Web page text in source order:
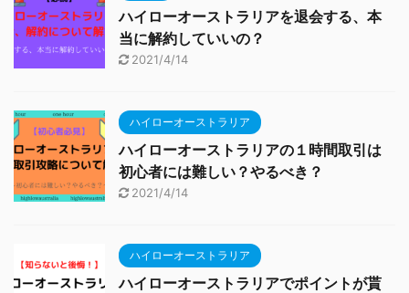
ハイローオーストラリアを退会する、本
当に解約していいの？
2021/4/14
ハイローオーストラリア
ハイローオーストラリアの１時間取引は
初心者には難しい？やるべき？
2021/4/14
ハイローオーストラリア
ハイローオーストラリアでポイントが貰